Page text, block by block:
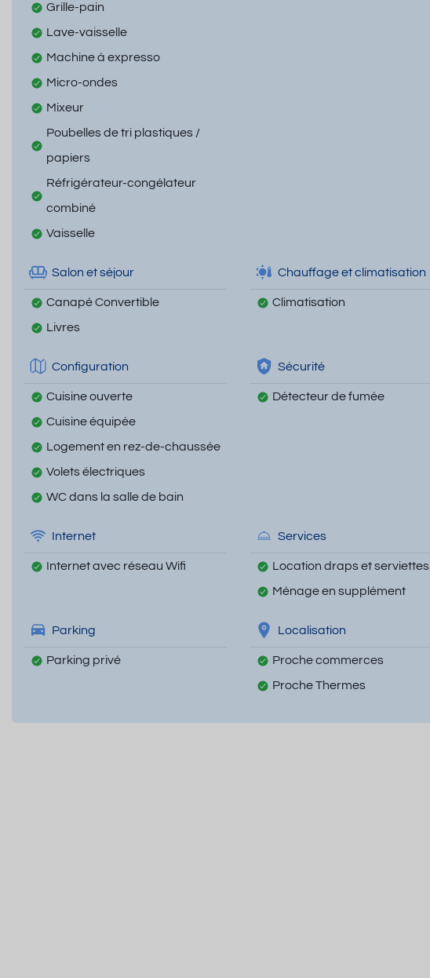
Grille-pain
Lave-vaisselle
Machine à expresso
Micro-ondes
Mixeur
Poubelles de tri plastiques /
papiers
Réfrigérateur-congélateur
combiné
Vaisselle
Salon et séjour
Canapé Convertible
Livres
Chauffage et climatisation
Climatisation
Configuration
Cuisine ouverte
Cuisine équipée
Logement en rez-de-chaussée
Volets électriques
WC dans la salle de bain
Sécurité
Détecteur de fumée
Internet
Internet avec réseau Wifi
Services
Location draps et serviettes
Ménage en supplément
Parking
Parking privé
Localisation
Proche commerces
Proche Thermes